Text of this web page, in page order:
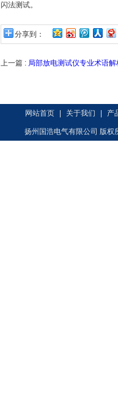
闪法测试。
分享到：
上一篇 : 局部放电测试仪专业术语解
网站首页 关于我们 产
扬州国浩电气有限公司 版权